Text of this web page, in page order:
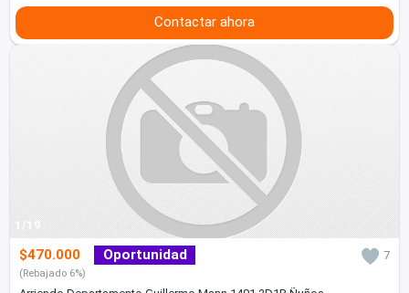
Contactar ahora
1/19
$470.000 Oportunidad 7
(Rebajado 6%)